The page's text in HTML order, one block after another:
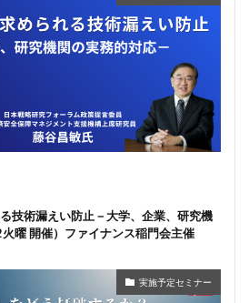
技術漏えい防止－大学、企業、研究機
曜 開催）ファイナンス稲門会主催
実施予定セミナー